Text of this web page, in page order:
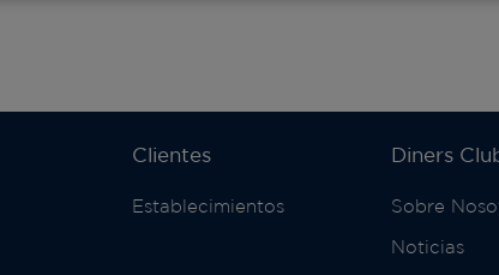
Clientes
Establecimientos
Diners
Sobre
Noticias